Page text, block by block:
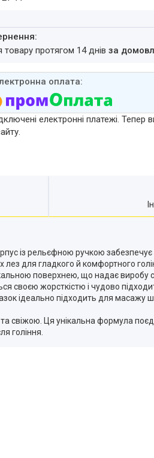
товару протягом 14 днівза
електронні платежі.
із рельєфною ручкою
для гладкого й комфортного
поверхнею, що надає виробу
жорсткістю і чудово
ідеально підходить для масажу
свіжою. Ця унікальна формула
гоління.